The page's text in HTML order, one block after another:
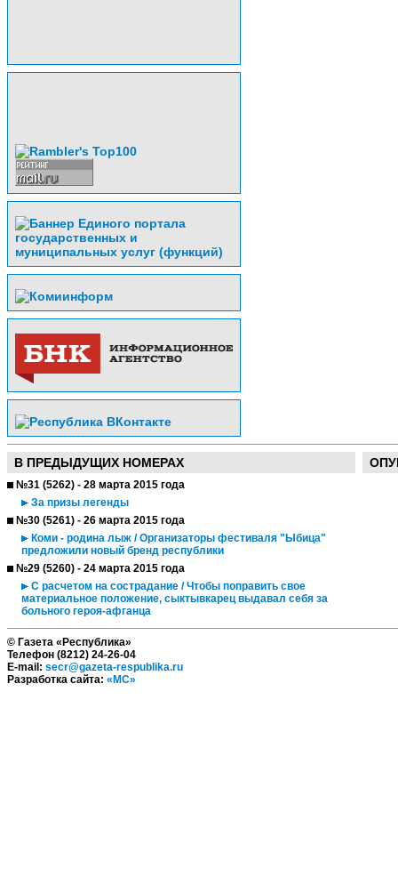
В ПРЕДЫДУЩИХ НОМЕРАХ
№31 (5262) - 28 марта 2015 года
За призы легенды
№30 (5261) - 26 марта 2015 года
Коми - родина лыж / Организаторы фестиваля "Ыбица"
предложили новый бренд республики
№29 (5260) - 24 марта 2015 года
С расчетом на сострадание / Чтобы поправить свое
материальное положение, сыктывкарец выдавал себя за
больного героя-афганца
© Газета «Республика»
Телефон (8212) 24-26-04
E-mail: secr@gazeta-respublika.ru
Разработка сайта: «МС»